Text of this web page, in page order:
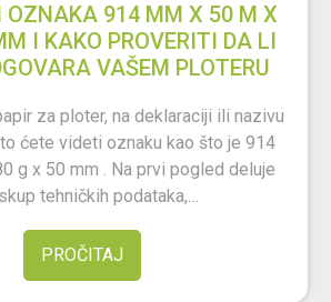
OZNAKA 914 MM X 50 M X
I KAKO PROVERITI DA LI
VAŠEM PLOTERU
za ploter, na deklaraciji ili nazivu
ćete videti oznaku kao što je 914
g x 50 mm . Na prvi pogled deluje
tehničkih podataka,…
PROČITAJ